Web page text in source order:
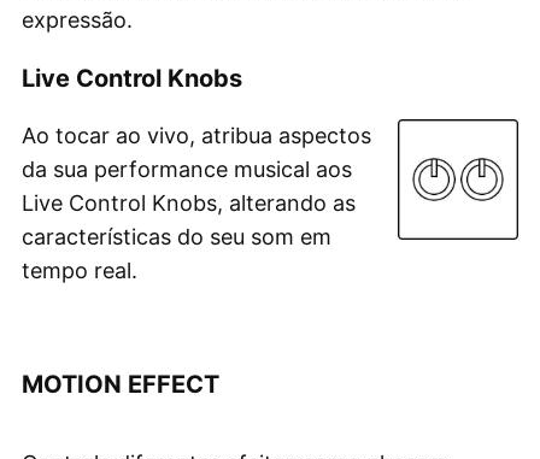
expressão.
Live Control Knobs
Ao tocar ao vivo, atribua aspectos
da sua performance musical aos
Live Control Knobs, alterando as
características do seu som em
tempo real.
MOTION EFFECT